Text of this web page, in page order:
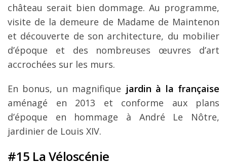
château serait bien dommage. Au programme,
visite de la demeure de Madame de Maintenon
et découverte de son architecture, du mobilier
d’époque et des nombreuses œuvres d’art
accrochées sur les murs.
En bonus, un magnifique jardin à la française
aménagé en 2013 et conforme aux plans
d’époque en hommage à André Le Nôtre,
jardinier de Louis XIV.
#15 La Véloscénie